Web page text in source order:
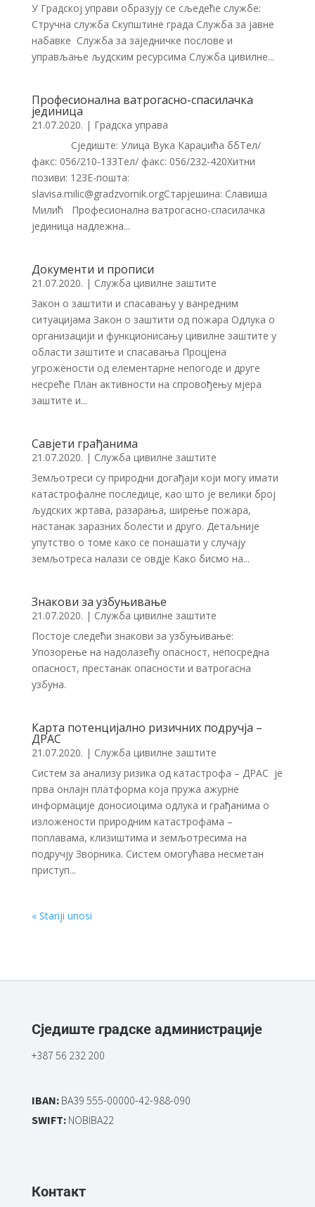
У Градској управи образују се сљедеће службе:
Стручна служба Скупштине града Служба за јавне
набавке Служба за заједничке послове и
управљање људским ресурсима Служба цивилне...
Професионална ватрогасно-спасилачка
јединица
21.07.2020. | Градска управа
Сједиште: Улица Вука Караџића ббТел/
факс: 056/210-133Тел/ факс: 056/232-420Хитни
позиви: 123Е-пошта:
slavisa.milic@gradzvornik.orgСтарјешина: Славиша
Милић Професионална ватрогасно-спасилачка
јединица надлежна...
Документи и прописи
21.07.2020. | Служба цивилне заштите
Закон о заштити и спасавању у ванредним
ситуацијама Закон о заштити од пожара Одлука о
организацији и функционисању цивилне заштите у
области заштите и спасавања Процјена
угрожености од елементарне непогоде и друге
несреће План активности на спровођењу мјера
заштите и...
Савјети грађанима
21.07.2020. | Служба цивилне заштите
Земљотреси су природни догађаји који могу имати
катастрофалне последице, као што је велики број
људских жртава, разарања, ширење пожара,
настанак заразних болести и друго. Детаљније
упутство о томе како се понашати у случају
земљотреса налази се овдје Како бисмо на...
Знакови за узбуњивање
21.07.2020. | Служба цивилне заштите
Постоје следећи знакови за узбуњивање:
Упозорење на надолазећу опасност, непосредна
опасност, престанак опасности и ватрогасна
узбуна.
Карта потенцијално ризичних подручја –
ДРАС
21.07.2020. | Служба цивилне заштите
Систем за анализу ризика од катастрофа – ДРАС је
прва онлајн платформа која пружа ажурне
информације доносиоцима одлука и грађанима о
изложености природним катастрофама –
поплавама, клизиштима и земљотресима на
подручју Зворника. Систем омогућава несметан
приступ...
« Stariji unosi
Сједиште градске администрације
+387 56 232 200
IBAN:BA39 555-00000-42-988-090
SWIFT:NOBIBA22
Контакт